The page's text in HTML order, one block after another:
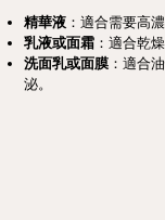
精華液 ：適合需要高
乳液或面霜 ：適合乾
洗面乳或面膜 ：適合
泌。